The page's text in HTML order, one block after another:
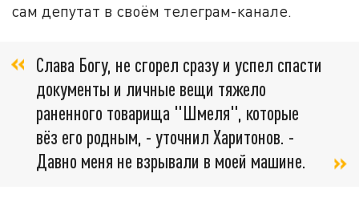
сам депутат в своём телеграм-канале.
Слава Богу, не сгорел сразу и успел спасти
документы и личные вещи тяжело
раненного товарища "Шмеля", которые
вёз его родным, - уточнил Харитонов. -
Давно меня не взрывали в моей машине.